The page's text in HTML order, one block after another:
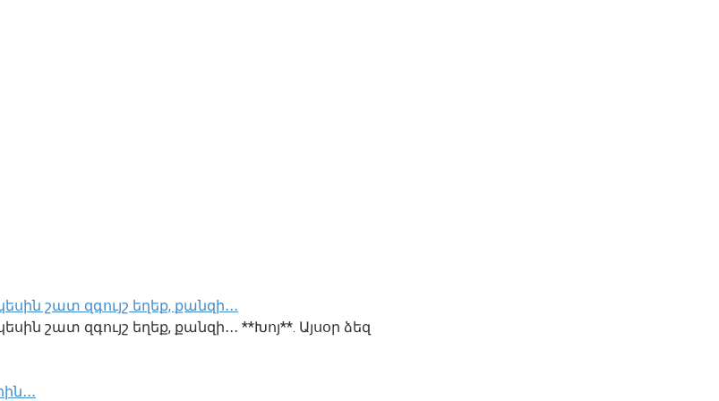
շատ զգույշ եղեք, քանզի․․․
շատ զգույշ եղեք, քանզի․․․ **Խոյ**. Այսօր ձեզ